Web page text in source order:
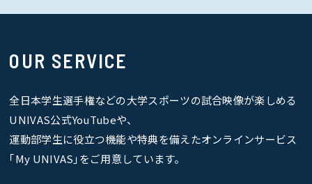
OUR SERVICE
全日本学生選手権などの大学スポーツの試合映像が楽しめる
UNIVAS公式YouTubeや、
運動部学生に役立つ機能や特典を備えたオンラインサービス
｢My UNIVAS｣をご用意しています。